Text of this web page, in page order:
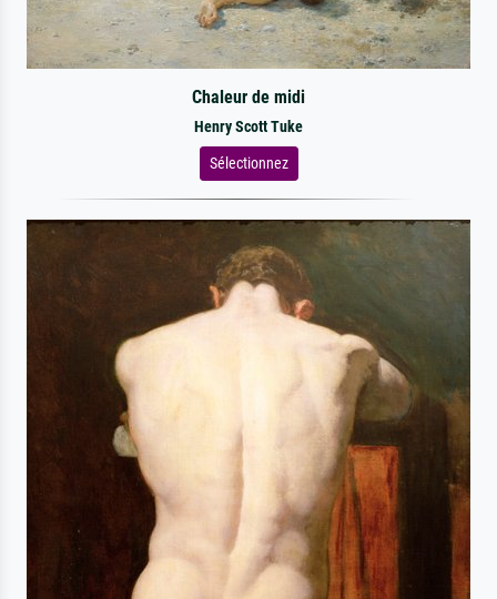
Chaleur de midi
Henry Scott Tuke
Sélectionnez